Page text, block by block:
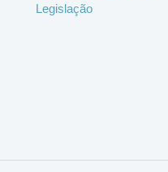
Legislação